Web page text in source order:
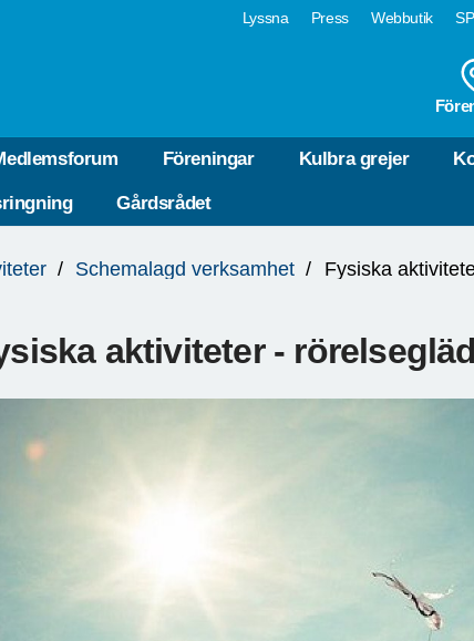
Lyssna Press Webbutik
Föreningar Kulbra grejer
Gårdsrådet
Schemalagd verksamhet Fysiska
aktiviteter -